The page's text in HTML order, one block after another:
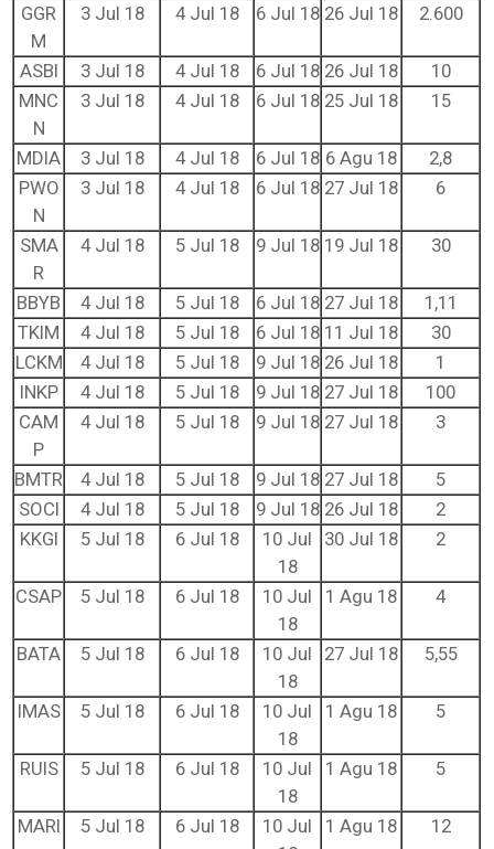
GGR
M
3 Jul 18 4 Jul 18 6 Jul 18 26 Jul 18 2.600
ASBI 3 Jul 18 4 Jul 18 6 Jul 18 26 Jul 18
10
MNC
N
3 Jul 18 4 Jul 18 6 Jul 18 25 Jul 18 15
MDIA 3 Jul 18 4 Jul 18 6 Jul 18 6 Agu 18
2,8
PWO
N
3 Jul 18 4 Jul 18 6 Jul 18 27 Jul 18 6
SMA
R
4 Jul 18 5 Jul 18 9 Jul 18 19 Jul 18 30
BBYB 4 Jul 18 5 Jul 18 6 Jul 18 27 Jul 18
1,11
TKIM
4 Jul 18 5 Jul 18 6 Jul 18 11 Jul 18
30
LCKM
4 Jul 18 5 Jul 18 9 Jul 18 26 Jul 18
1
INKP
4 Jul 18 5 Jul 18 9 Jul 18 27 Jul 18
100
CAM
P
4 Jul 18 5 Jul 18 9 Jul 18 27 Jul 18 3
BMTR 4 Jul 18 5 Jul 18 9 Jul 18 27 Jul 18
5
SOCI
4 Jul 18 5 Jul 18 9 Jul 18 26 Jul 18
2
KKGI
5 Jul 18 6 Jul 18
10 Jul
18
30 Jul 18 2
CSAP 5 Jul 18 6 Jul 18
10 Jul
18
1 Agu 18 4
BATA 5 Jul 18 6 Jul 18
10 Jul
18
27 Jul 18 5,55
IMAS 5 Jul 18 6 Jul 18
10 Jul
18
1 Agu 18 5
RUIS 5 Jul 18 6 Jul 18
10 Jul
18
1 Agu 18 5
MARI 5 Jul 18 6 Jul 18
10 Jul
1 Agu 18 12